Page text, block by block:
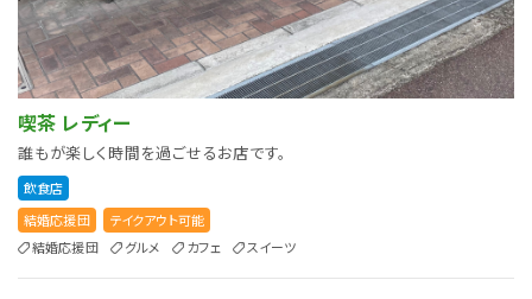
喫茶 レディー
誰もが楽しく時間を過ごせるお店です。
飲食店
結婚応援団
テイクアウト可能
結婚応援団
グルメ カフェ スイーツ